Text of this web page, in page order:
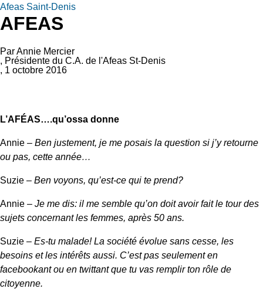
Afeas Saint-Denis
AFEAS
Par Annie Mercier
, Présidente du C.A. de l'Afeas St-Denis
, 1 octobre 2016
L’AFÉAS….qu’ossa donne
Annie – Ben justement, je me posais la question si j’y retourne
ou pas, cette année…
Suzie – Ben voyons, qu’est-ce qui te prend?
Annie – Je me dis: il me semble qu’on doit avoir fait le tour des
sujets concernant les femmes, après 50 ans.
Suzie – Es-tu malade! La société évolue sans cesse, les
besoins et les intérêts aussi. C’est pas seulement en
facebookant ou en twittant que tu vas remplir ton rôle de
citoyenne.